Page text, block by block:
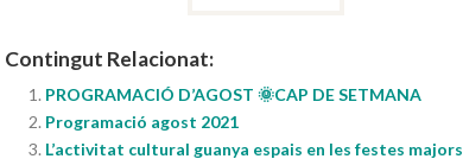
Contingut Relacionat:
PROGRAMACIÓ D’AGOST 🌞CAP DE SETMANA
Programació agost 2021
L’activitat cultural guanya espais en les festes majors